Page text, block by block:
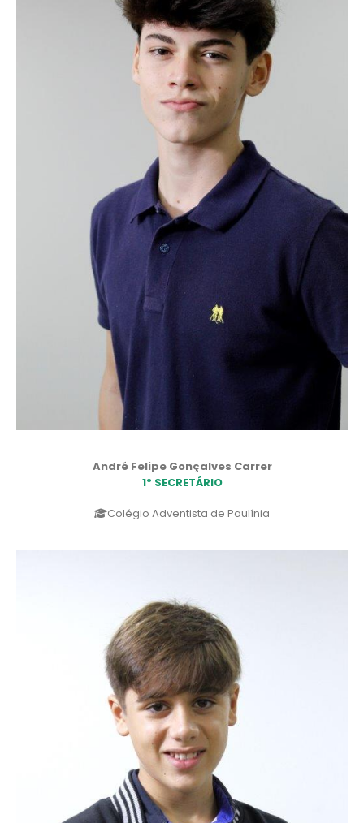
André Felipe Gonçalves Carrer
1º SECRETÁRIO
Colégio Adventista de Paulínia